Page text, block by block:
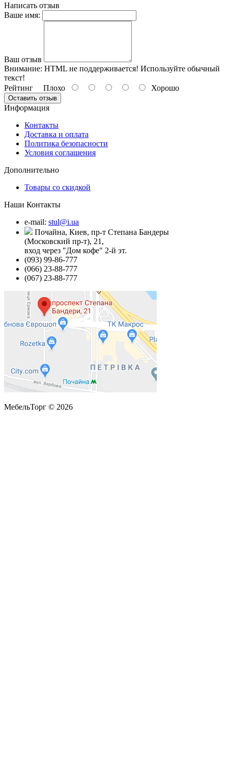
Написать отзыв
Ваше имя:
Ваш отзыв
Внимание: HTML не поддерживается! Используйте обычный
текст!
Рейтинг Плохо Хорошо
Оставить отзыв
Информация
Контакты
Доставка и оплата
Политика безопасности
Условия соглашения
Дополнительно
Товары со скидкой
Наши Контакты
e-mail: stul@i.ua
Почайна, Киев, пр-т Степана Бандеры
(Московский пр-т), 21,
вход через "Дом кофе" 2-й эт.
(093) 99-86-777
(066) 23-88-777
(067) 23-88-777
МебельТорг © 2026